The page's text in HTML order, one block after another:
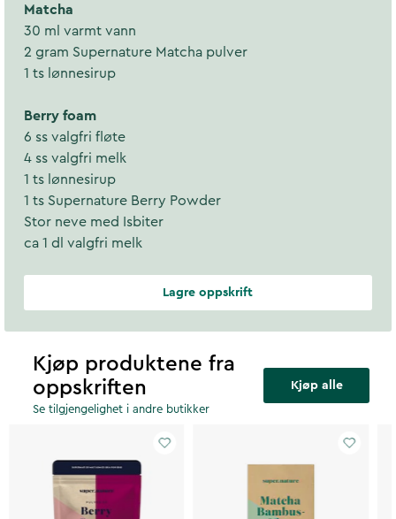
Matcha
30 ml varmt vann
2 gram Supernature Matcha pulver
1 ts lønnesirup
Berry foam
6 ss valgfri fløte
4 ss valgfri melk
1 ts lønnesirup
1 ts Supernature Berry Powder
Stor neve med Isbiter
ca 1 dl valgfri melk
Lagre oppskrift
Kjøp produktene fra
oppskriften
Se tilgjengelighet i andre butikker
Kjøp alle